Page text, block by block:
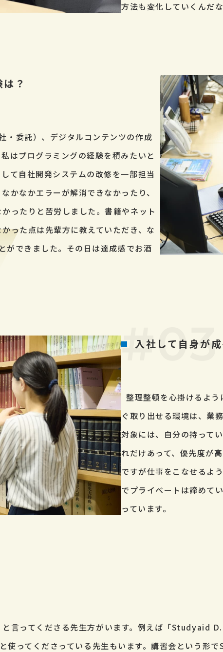
方法も変化していくんだ
？
・委託）、デジタルコンテンツの作成
はプログラミングの経験を積みたいと
て自社開発システムの改修を一部担当
かなかエラーが解消できなかったり、
ったりと苦労しました。書籍やネット
った点は先輩方に教えていただき、な
ができました。その日は達成感でお酒
入社して自身が
整理整頓を心掛けるよ
ぐ取り出せる環境は、業
対象には、自分の持って
れだけあって、優先度が
ですが仕事をこなせるよ
でプライベートは諦めて
っています。
言ってくださる先生方がいます。例えば「Studyaid
使ってくださっている先生もいます。講習会という形